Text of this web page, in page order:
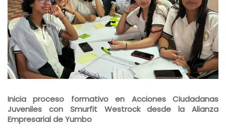
Inicia proceso formativo en Acciones Ciudadanas
Juveniles con Smurfit Westrock desde la Alianza
Empresarial de Yumbo